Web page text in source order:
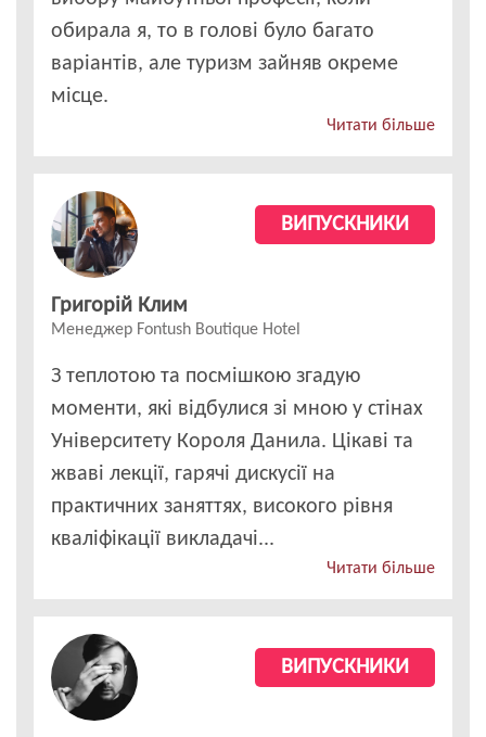
обирала я, то в голові було багато
варіантів, але туризм зайняв окреме
місце.
Читати більше
ВИПУСКНИКИ
Григорій Клим
Менеджер Fontush Boutique Hotel
З теплотою та посмішкою згадую
моменти, які відбулися зі мною у стінах
Університету Короля Данила. Цікаві та
жваві лекції, гарячі дискусії на
практичних заняттях, високого рівня
кваліфікації викладачі...
Читати більше
ВИПУСКНИКИ